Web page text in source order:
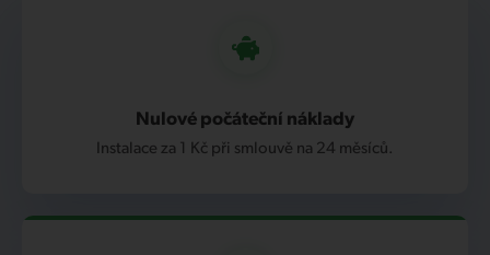
Nulové počáteční náklady
Instalace za 1 Kč při smlouvě na 24 měsíců.